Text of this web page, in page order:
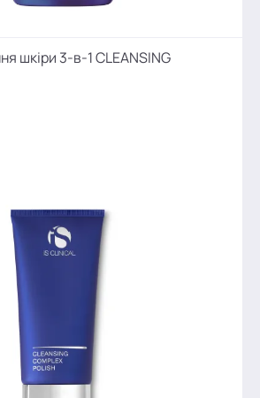
шкіри 3-в-1 CLEANSING